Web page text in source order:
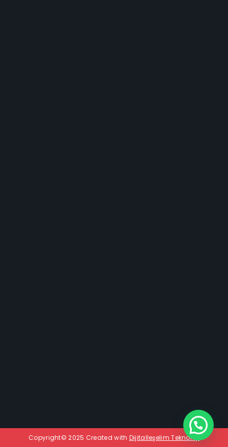
Copyright© 2025 Created with Dijitalleşelim Teknoloji